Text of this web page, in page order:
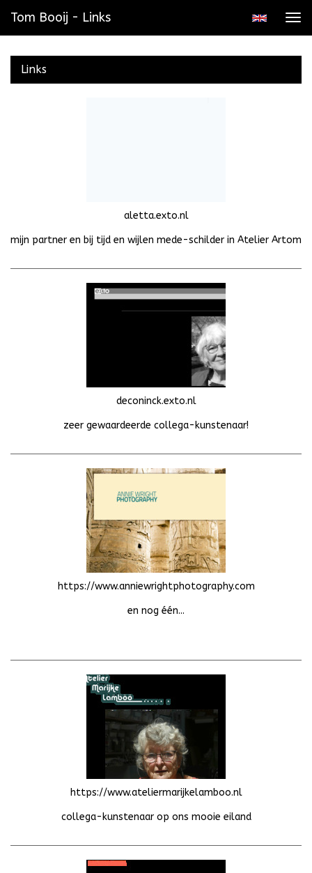
Tom Booij - Links
Links
aletta.exto.nl
mijn partner en bij tijd en wijlen mede-schilder in Atelier Artom
deconinck.exto.nl
zeer gewaardeerde collega-kunstenaar!
https://www.anniewrightphotography.com
en nog één...
https://www.ateliermarijkelamboo.nl
collega-kunstenaar op ons mooie eiland